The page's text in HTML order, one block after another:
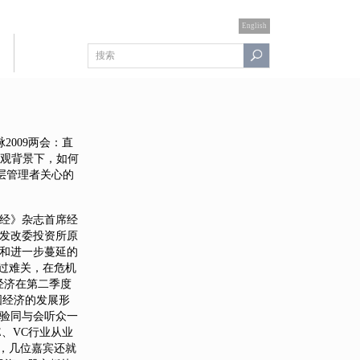
English
2009两会：直
背景下，如何
管理者关心的
》杂志首席经
改委投资所原
进一步蔓延的
难关，在危机
济在第二季度
济的发展形
同与会听众一
VC行业从业
几位嘉宾还就